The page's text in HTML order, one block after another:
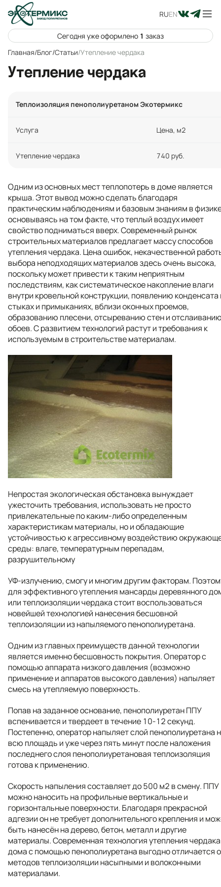
RUEN
Сегодня уже оформлено 1 заказ
Главная/Блог/Статьи/Утепление чердака
Утепление чердака
Теплоизоляция пенополиуретаном Экотермикс
Услуга Цена, м2
Утепление чердака 740 руб.
Одним из основных мест теплопотерь в доме является
крыша. Этот вывод можно сделать благодаря
практическим наблюдениям и базовым знаниям в
основываясь на том факте, что теплый воздух имеет
свойство подниматься вверх. Современный рынок
строительных материалов предлагает массу способов
утепления чердака. Цена ошибок, некачественной
выбора неподходящих материалов здесь очень высока,
поскольку может привести к таким неприятным
последствиям, как систематическое накопление влаги
внутри кровельной конструкции, появлению конденсата
стыках и примыканиях, вблизи оконных проемов,
образованию плесени, отсыреванию стен и
обоев. С развитием технологий растут и требования к
используемым в строительстве материалам.
Непростая экологическая обстановка вынуждает
ужесточить требования, использовать не просто
привлекательные по каким-либо определенным
характеристикам материалы, но и обладающие
устойчивостью к агрессивному воздействию
среды: влаге, температурным перепадам,
разрушительному
УФ-излучению, смогу и многим другим факторам.
для эффективного утепления мансарды деревянного
или теплоизоляции чердака стоит воспользоваться
новейшей технологией нанесения бесшовной
теплоизоляции из напыляемого пенополиуретана.
Одним из главных преимуществ данной технологии
является именно бесшовность покрытия. Оператор с
помощью аппарата низкого давления (возможно
применение и аппаратов высокого давления) напыляет
смесь на утепляемую поверхность.
Попав на заданное основание, пенополиуретан ППУ
вспенивается и твердеет в течение 10-12 секунд.
Постепенно, оператор напыляет слой пенополиуретана
всю площадь и уже через пять минут после наложения
последнего слоя пенополиуретановая теплоизоляция
готова к применению.
Скорость напыления составляет до 500 м2 в смену. ППУ
можно наносить на профильные вертикальные и
горизонтальные поверхности. Благодаря прекрасной
адгезии он не требует дополнительного крепления и
быть нанесён на дерево, бетон, металл и другие
материалы. Современная технология утепления чердака
дома с помощью пенополиуретана выгодно отличается
методов теплоизоляции насыпными и волоконными
материалами.